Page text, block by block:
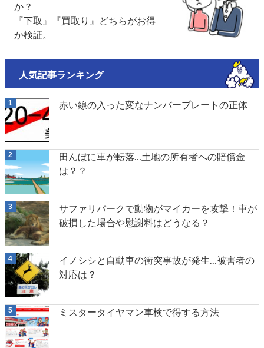
か？
『下取』『買取り』どちらがお得
か検証。
人気記事ランキング
赤い線の入った変なナンバープレートの正体
田んぼに車が転落…土地の所有者への賠償金
は？？
サファリパークで動物がマイカーを攻撃！車が
破損した場合や慰謝料はどうなる？
イノシシと自動車の衝突事故が発生…被害者の
対応は？
ミスタータイヤマン車検で得する方法